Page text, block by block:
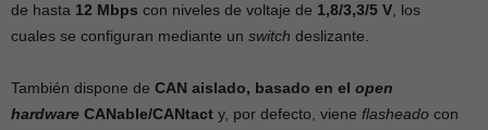
de hasta 12 Mbps con niveles de voltaje de 1,8/3,3/5 V, los
cuales se configuran mediante un switch deslizante.
También dispone de CAN aislado, basado en el open
hardware CANable/CANtact y, por defecto, viene flasheado con